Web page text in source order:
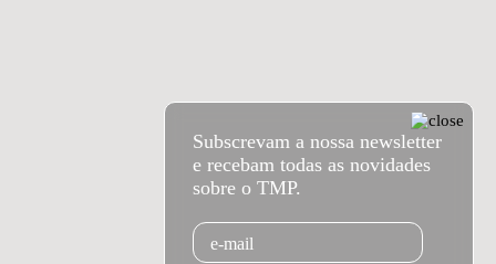
Subscrevam a nossa newsletter
e recebam todas as novidades
sobre o TMP.
Email